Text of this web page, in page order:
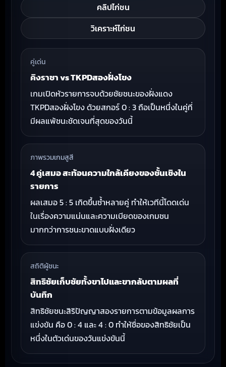
คลิปไก่ชน
วิเคราะห์ไก่ชน
คู่เด่น
คิงราชา vs TKPDสองฝั่งโขง
เกมเปิดหัวรายการจบด้วยชัยชนะของฝั่งแดง
TKPDสองฝั่งโขง ด้วยสกอร์ 0 : 3 ถือเป็นหนึ่งในคู่ที่
มีผลแพ้ชนะชัดเจนที่สุดของวันนี้
ภาพรวมเกมสูสี
4 คู่เสมอ สะท้อนความใกล้เคียงของชั้นเชิงใน
รายการ
ผลเสมอ 5 : 5 เกิดขึ้นซ้ำหลายคู่ ทำให้เวทีนี้โดดเด่น
ในเรื่องความแน่นและความเบียดของเกมชน
มากกว่าการชนะขาดแบบฝั่งเดียว
สถิติผู้ชนะ
สิทธิชัยเก็บชัยทั้งขาไปและขากลับตามผลที่
บันทึก
สิทธิชัยชนะสิริปัญญาสองรายการตามข้อมูลผลการ
แข่งขัน คือ 0 : 4 และ 4 : 0 ทำให้ชื่อของสิทธิชัยเป็น
หนึ่งในตัวเด่นของวันแข่งขันนี้